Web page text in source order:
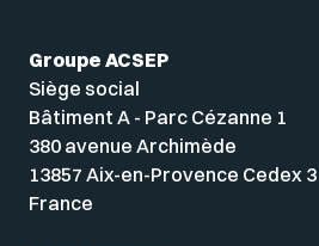
Groupe ACSEP
Siège social
Bâtiment A - Parc Cézanne 1
380 avenue Archimède
13857 Aix-en-Provence Cedex 3
France